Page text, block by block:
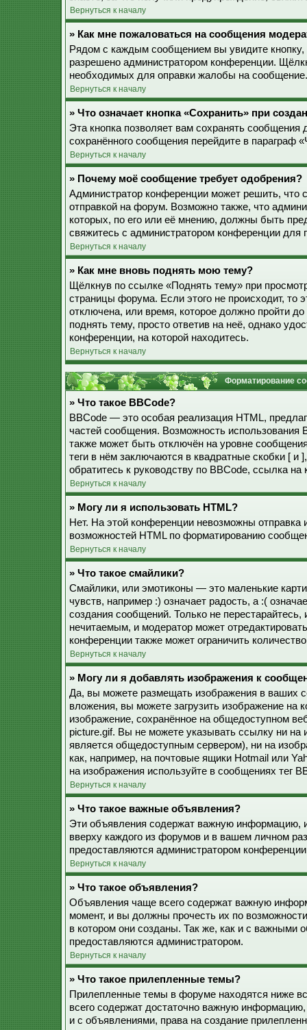
Вернуться к началу
» Как мне пожаловаться на сообщения
Рядом с каждым сообщением вы увидите
разрешено администратором конференции.
необходимых для оправки жалобы на сообщение.
Вернуться к началу
» Что означает кнопка «Сохранить» при
Эта кнопка позволяет вам сохранять сообщения
сохранённого сообщения перейдите в параграф
Вернуться к началу
» Почему моё сообщение требует одобрения?
Администратор конференции может решить, что
отправкой на форум. Возможно также, что
которых, по его или её мнению, должны быть
свяжитесь с администратором конференции
Вернуться к началу
» Как мне вновь поднять мою тему?
Щёлкнув по ссылке «Поднять тему» при
страницы форума. Если этого не происходит, то
отключена, или время, которое должно пройти
поднять тему, просто ответив на неё, однако
конференции, на которой находитесь.
Вернуться к началу
Форматирование
» Что такое BBCode?
BBCode — это особая реализация HTML,
частей сообщения. Возможность использования
также может быть отключён на уровне
теги в нём заключаются в квадратные скобки [
обратитесь к руководству по BBCode, ссылка
Вернуться к началу
» Могу ли я использовать HTML?
Нет. На этой конференции невозможны
возможностей HTML по форматированию
Вернуться к началу
» Что такое смайлики?
Смайлики, или эмотиконы — это маленькие
чувств, например :) означает радость, а :(
создания сообщений. Только не
нечитаемым, и модератор может
конференции также может ограничить
Вернуться к началу
» Могу ли я добавлять изображения к
Да, вы можете размещать изображения в ваших
вложения, вы можете загрузить изображение
изображение, сохранённое на общедоступном
picture.gif. Вы не можете указывать ссылку ни
является общедоступным сервером), ни на
как, например, на почтовые ящики Hotmail или
на изображения используйте в сообщениях тег
Вернуться к началу
» Что такое важные объявления?
Эти объявления содержат важную информацию,
вверху каждого из форумов и в вашем личном
предоставляются администратором
Вернуться к началу
» Что такое объявления?
Объявления чаще всего содержат важную
момент, и вы должны прочесть их по
в котором они созданы. Так же, как и с важными
предоставляются администратором.
Вернуться к началу
» Что такое прилепленные темы?
Прилепленные темы в форуме находятся ниже
всего содержат достаточно важную
и с объявлениями, права на создание